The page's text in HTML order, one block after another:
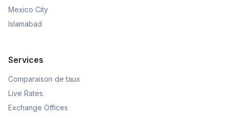
Mexico City
Islamabad
Services
Comparaison de taux
Live Rates
Exchange Offices